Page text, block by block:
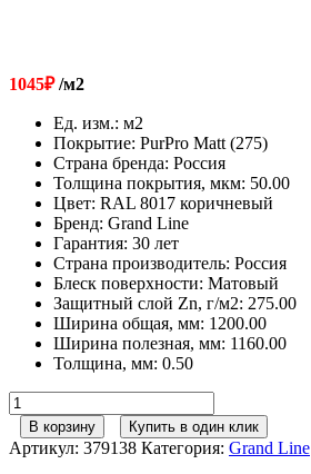
1045₽/м2
Ед. изм.: м2
Покрытие: PurPro Matt (275)
Страна бренда: Россия
Толщина покрытия, мкм: 50.00
Цвет: RAL 8017 коричневый
Бренд: Grand Line
Гарантия: 30 лет
Страна производитель: Россия
Блеск поверхности: Матовый
Защитный слой Zn, г/м2: 275.00
Ширина общая, мм: 1200.00
Ширина полезная, мм: 1160.00
Толщина, мм: 0.50
Количество
товара
Профнастил
С8А
В корзину Купить в один клик
Артикул: 379138 Категория: Grand Line